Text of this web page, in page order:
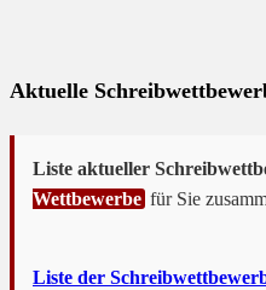
Aktuelle
Liste aktueller
Wettbewerbe für Sie
Liste der